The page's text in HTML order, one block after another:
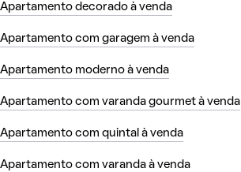
Apartamento decorado à venda
Apartamento com garagem à venda
Apartamento moderno à venda
Apartamento com varanda gourmet à venda
Apartamento com quintal à venda
Apartamento com varanda à venda